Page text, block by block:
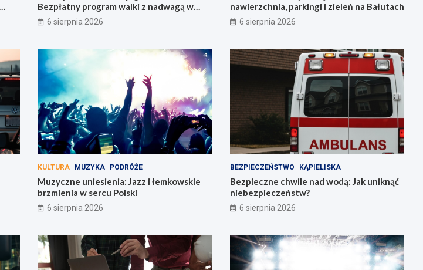
Bezpłatny program walki z nadwagą w
Łódzkiem!
6 sierpnia 2026
nawierzchnia, parkingi i zieleń na Bałutach
6 sierpnia 2026
KULTURA MUZYKA PODRÓŻE
Muzyczne uniesienia: Jazz i łemkowskie
brzmienia w sercu Polski
6 sierpnia 2026
BEZPIECZEŃSTWO KĄPIELISKA
Bezpieczne chwile nad wodą: Jak uniknąć
niebezpieczeństw?
6 sierpnia 2026